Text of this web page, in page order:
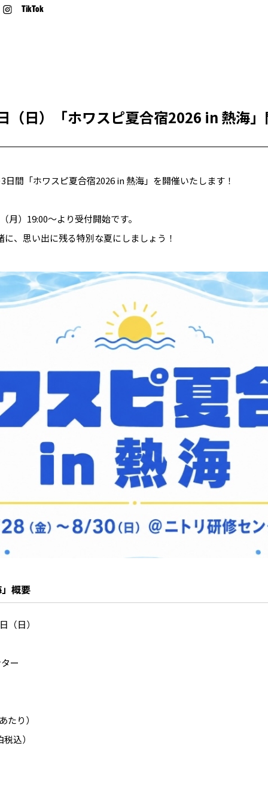
TikTok
（日）「ホワスピ夏合宿2026 in 熱海
間「ホワスピ夏合宿2026 in 熱海」を開催いたします！
月）19:00〜より受付開始です。
、思い出に残る特別な夏にしましょう！
概要
（日）
ー
たり）
込）